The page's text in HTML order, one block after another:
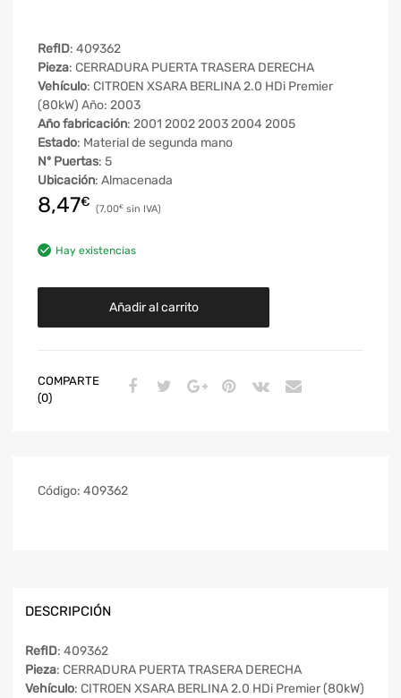
RefID: 409362
Pieza: CERRADURA PUERTA TRASERA DERECHA
Vehículo: CITROEN XSARA BERLINA 2.0 HDi Premier
(80kW) Año: 2003
Año fabricación: 2001 2002 2003 2004 2005
Estado: Material de segunda mano
Nº Puertas: 5
Ubicación: Almacenada
8,47€ 7,00€
Hay existencias
Añadir al carrito
COMPARTE
(0)
Código: 409362
DESCRIPCIÓN
RefID: 409362
Pieza: CERRADURA PUERTA TRASERA DERECHA
Vehículo: CITROEN XSARA BERLINA 2.0 HDi Premier (80kW)